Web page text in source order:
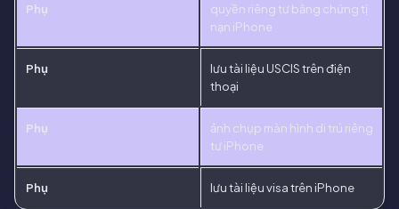
Phụ
quyền riêng tư bằng chứng tị
nạn iPhone
Phụ
lưu tài liệu USCIS trên điện
thoại
Phụ
ảnh chụp màn hình di trú riêng
tư iPhone
Phụ lưu tài liệu visa trên iPhone